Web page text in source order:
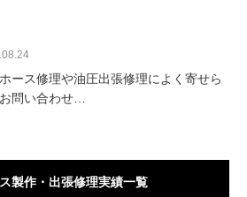
ース修理や油圧出張修理によく寄せら
問い合わせ…
製作・出張修理実績一覧